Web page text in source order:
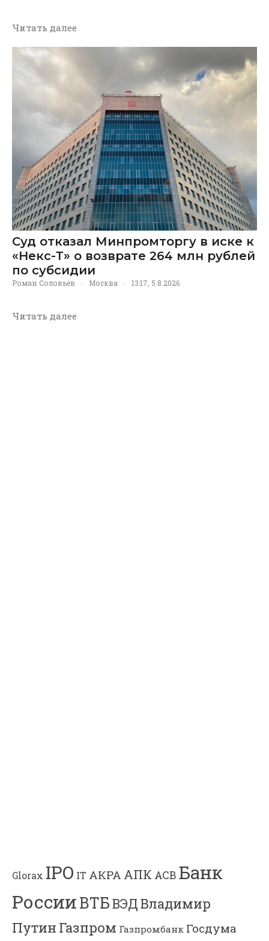
Читать далее
Суд отказал Минпромторгу в иске к
«Некс-Т» о возврате 264 млн рублей
по субсидии
Роман Соловьев · Москва · 13:17, 5.8.2026
Читать далее
Glorax IPO IT АКРА АПК АСВ Банк
РоссииВТБВЭДВладимир
Путин Газпром Газпромбанк Госдума